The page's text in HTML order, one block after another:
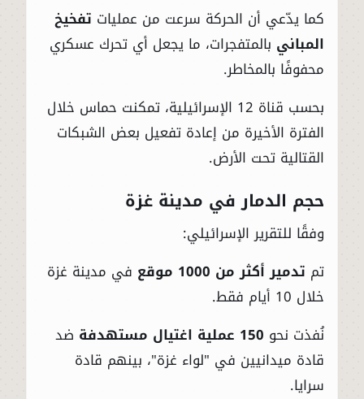
كما يدّعي أن الحركة سرعت من عمليات تفخيخ
المباني بالمتفجرات، ما يجعل أي تحرك عسكري
محفوفًا بالمخاطر.
بحسب قناة 12 الإسرائيلية، تمكنت حماس خلال
الفترة الأخيرة من إعادة تفعيل بعض الشبكات
القتالية تحت الأرض.
حجم الدمار في مدينة غزة
وفقًا للتقرير الإسرائيلي:
تم تدمير أكثر من 1000 موقع
في مدينة غزة
خلال 10 أيام فقط.
نُفذت نحو 150 عملية اغتيال مستهدفة
ضد
قادة ميدانيين في "لواء غزة"، بينهم قادة
سرايا.